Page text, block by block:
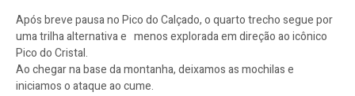
Após breve pausa no Pico do Calçado, o quarto trecho segue por
uma trilha alternativa e menos explorada em direção ao icônico
Pico do Cristal.
Ao chegar na base da montanha, deixamos as mochilas e
iniciamos o ataque ao cume.